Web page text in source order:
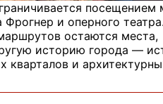
посещением
Фрогнер и оперного
остаются места,
историю города —
кварталов и